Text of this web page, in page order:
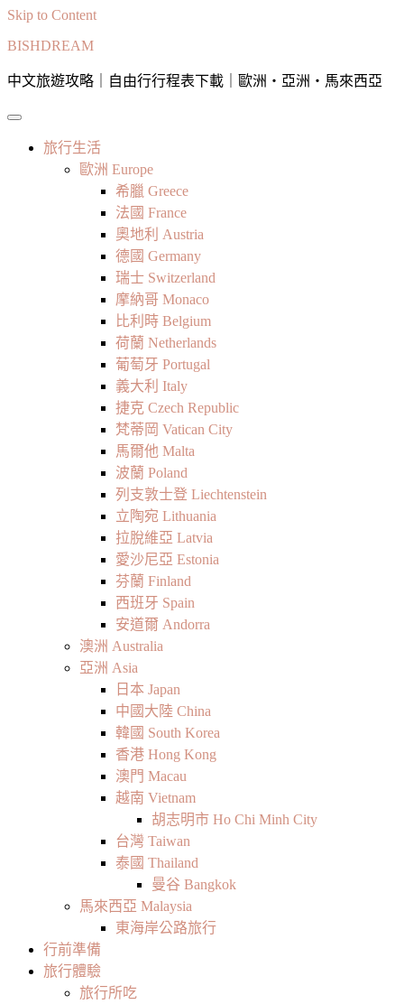
Skip to Content
BISHDREAM
中文旅遊攻略｜自由行行程表下載｜歐洲・亞洲・馬來西亞
旅行生活
歐洲 Europe
希臘 Greece
法國 France
奧地利 Austria
德國 Germany
瑞士 Switzerland
摩納哥 Monaco
比利時 Belgium
荷蘭 Netherlands
葡萄牙 Portugal
義大利 Italy
捷克 Czech Republic
梵蒂岡 Vatican City
馬爾他 Malta
波蘭 Poland
列支敦士登 Liechtenstein
立陶宛 Lithuania
拉脫維亞 Latvia
愛沙尼亞 Estonia
芬蘭 Finland
西班牙 Spain
安道爾 Andorra
澳洲 Australia
亞洲 Asia
日本 Japan
中國大陸 China
韓國 South Korea
香港 Hong Kong
澳門 Macau
越南 Vietnam
胡志明市 Ho Chi Minh City
台灣 Taiwan
泰國 Thailand
曼谷 Bangkok
馬來西亞 Malaysia
東海岸公路旅行
行前準備
旅行體驗
旅行所吃